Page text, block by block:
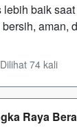
baik
aman,
74 kali
Raya